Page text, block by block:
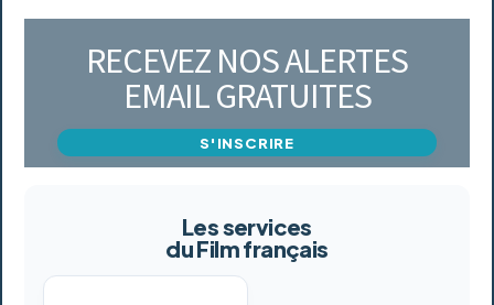
RECEVEZ NOS ALERTES
EMAIL GRATUITES
S'INSCRIRE
Les services
du Film français